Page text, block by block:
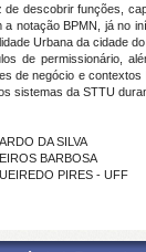
descobrir funções,
notação BPMN, já no
Urbana da cidade
de permissionário,
de negócio e
sistemas da STTU
DA SILVA
BARBOSA
PIRES - UFF